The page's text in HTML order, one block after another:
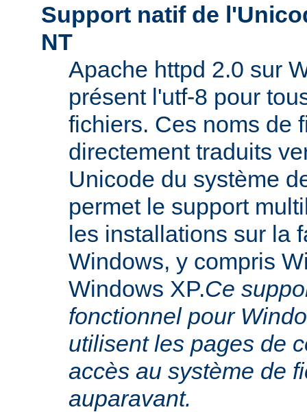
Support natif de
NT
Apache httpd 2.0 sur
présent l'utf-8 pour
fichiers. Ces noms de
directement traduits
Unicode du système
permet le support
les installations sur la
Windows, y compris
Windows XP.Ce
fonctionnel pour
utilisent les pages de
accès au système de
auparavant.